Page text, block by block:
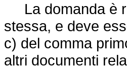
La domanda è
stessa, e deve
c) del comma
altri documenti